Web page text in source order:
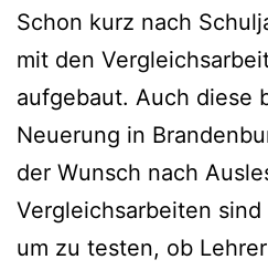
Schon kurz nach
mit den
aufgebaut. Auch diese
Neuerung in
der Wunsch nach
Vergleichsarbeiten
um zu testen, ob